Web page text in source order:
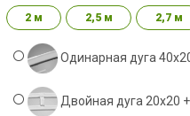
2 м 2,5 м 2,7 м
Одинарная дуга
Двойная дуга 20х20